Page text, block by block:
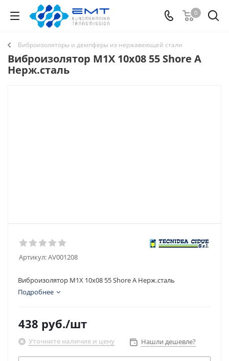
0
Виброизоляторы и демпферы из нержавеющей стали
Виброизолятор M1X 10x08 55 Shore A
Нерж.сталь
Артикул:AV001208
Виброизолятор M1X 10x08 55 Shore A Нерж.сталь
Подробнее
438 руб./шт
Уточните наличие и цену Нашли дешевле?